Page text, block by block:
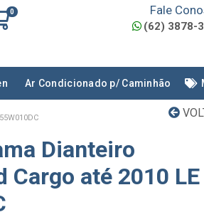
0 Fale
(62) 3878-
Ar Condicionado p/ Caminhão
Dianteiro
Cargo até 2010